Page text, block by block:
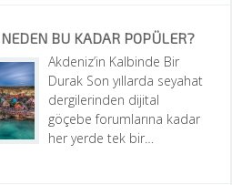
BU KADAR POPÜLER?
Akdeniz’in Kalbinde Bir
Durak Son yıllarda seyahat
dergilerinden dijital
göçebe forumlarına kadar
her yerde tek bir…